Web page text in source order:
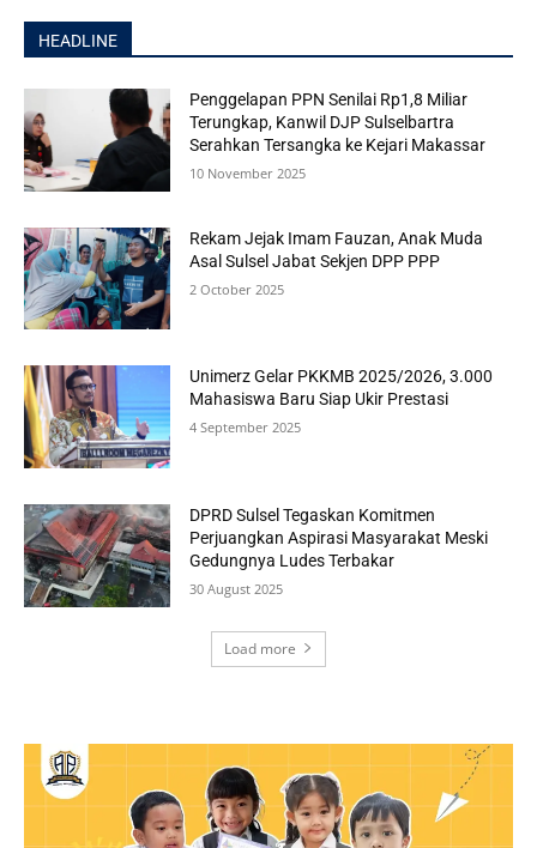
HEADLINE
Penggelapan PPN Senilai Rp1,8 Miliar
Terungkap, Kanwil DJP Sulselbartra
Serahkan Tersangka ke Kejari Makassar
10 November 2025
Rekam Jejak Imam Fauzan, Anak Muda
Asal Sulsel Jabat Sekjen DPP PPP
2 October 2025
Unimerz Gelar PKKMB 2025/2026, 3.000
Mahasiswa Baru Siap Ukir Prestasi
4 September 2025
DPRD Sulsel Tegaskan Komitmen
Perjuangkan Aspirasi Masyarakat Meski
Gedungnya Ludes Terbakar
30 August 2025
Load more